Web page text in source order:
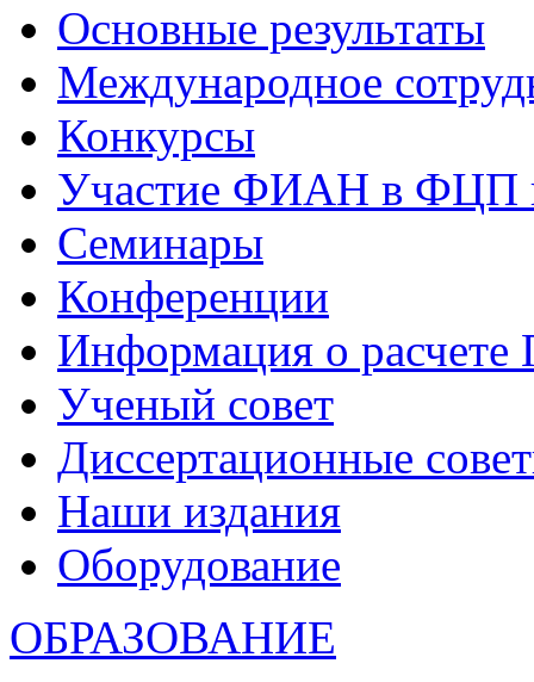
Основные результаты
Международное
Конкурсы
Участие ФИАН в ФЦП
Семинары
Конференции
Информация о
Ученый совет
Диссертационные
Наши издания
Оборудование
ОБРАЗОВАНИЕ